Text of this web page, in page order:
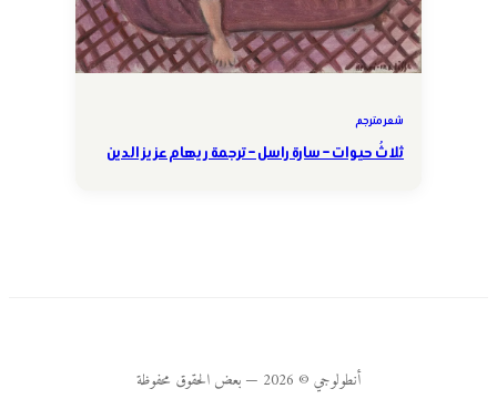
شعر مترجم
ثلاثُ حيوات – سارة راسل – ترجمة ريهام عزيز الدين
أنطولوجي © 2026 — بعض الحقوق محفوظة